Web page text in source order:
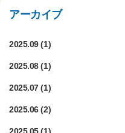
アーカイブ
2025.09(1)
2025.08(1)
2025.07(1)
2025.06(2)